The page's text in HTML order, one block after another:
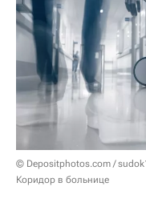
© Depositphotos.com /
Коридор в больнице